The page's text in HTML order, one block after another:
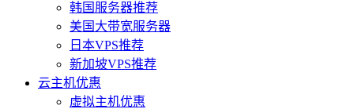
韩国服务器推荐
美国大带宽服务器
日本VPS推荐
新加坡VPS推荐
云主机优惠
虚拟主机优惠